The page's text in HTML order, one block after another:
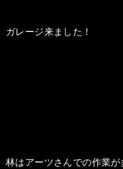
ガレージ来ました！
林はアーツさんでの作業が